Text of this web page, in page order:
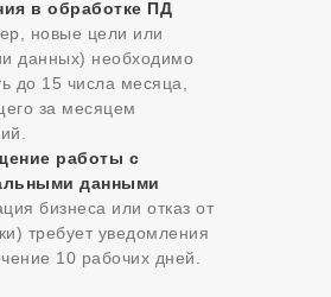
в обработке ПД
новые цели или
данных) необходимо
до 15 числа месяца,
за месяцем
работы с
данными
бизнеса или отказ от
требует уведомления
10 рабочих дней.